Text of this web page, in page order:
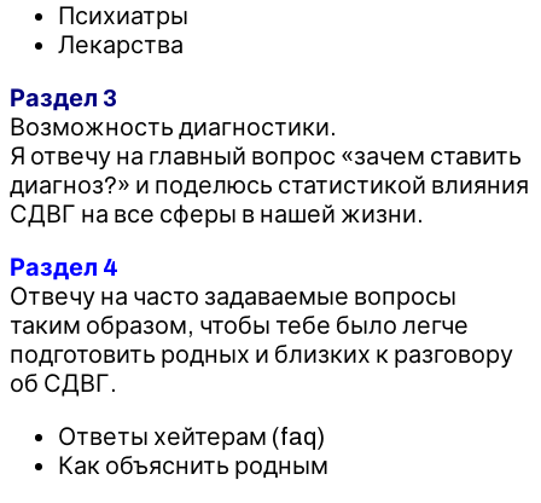
Психиатры
Лекарства
Раздел 3
Возможность диагностики.
Я отвечу на главный вопрос «зачем ставить
диагноз?» и поделюсь статистикой влияния
СДВГ на все сферы в нашей жизни.
Раздел 4
Отвечу на часто задаваемые вопросы
таким образом, чтобы тебе было легче
подготовить родных и близких к разговору
об СДВГ.
Ответы хейтерам (faq)
Как объяснить родным